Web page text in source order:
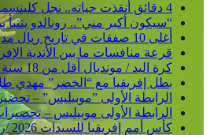
4 دقائق أنقذت حياته.. نجل كلينسمان يروي كواليس نجاته من الشلل
“سيكون أكبر مني”.. رونالدو يتنبأ
أغلى 10 صفقات في تاريخ ريال مدريد بعد ضم يان ديوماندي
قرعة منافسات ما بين الأندية الإفريقية 2026-2027: الفرق الجزائرية تتعرف على منافسيها في
كرة اليد / مونديال أقل من 18 سنة إناث /مباريات ترتيبية/: انهزام المنتخب الجزائري أمام نظيره الأوزباكستاني /30-38/
بطل إفريقيا مع “الخضر” مهدي
الرابطة الأولى ”موبيليس” –
الرابطة الأولى موبيليس –
كأس أمم إفريقيا للسيدات 2026 /ربع النهائي/ : المنتخب الجزائري يشرع في التحضير لمواجهة كوت ديفوار